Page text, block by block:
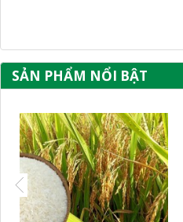
SẢN PHẨM NỔI BẬT
HẠT ĐIỀU PHÔ MAI
Hạt Điều Phô Mai
Liên hệ